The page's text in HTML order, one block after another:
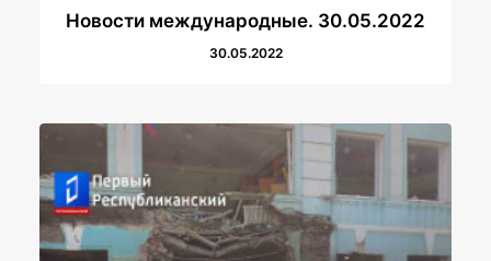
Новости международные. 30.05.2022
30.05.2022